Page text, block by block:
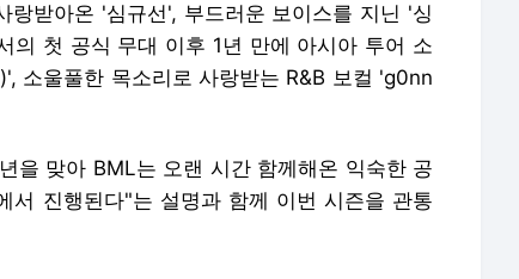
랑받아온 '심규선', 부드러운 보이스를 지닌 '싱
첫 공식 무대 이후 1년 만에 아시아 투어 소
소울풀한 목소리로 사랑받는 R&B 보컬 'g0nn
을 맞아 BML는 오랜 시간 함께해온 익숙한 공
서 진행된다"는 설명과 함께 이번 시즌을 관통